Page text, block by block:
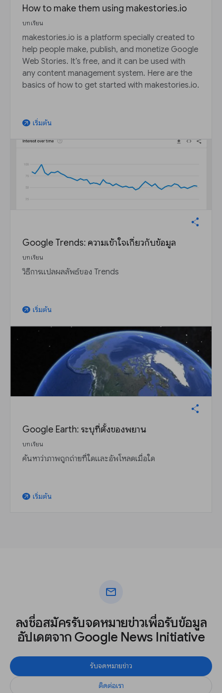
How to make them using makestories.io
บทเรียน
makestories.io is a platform specially created to
help people make, publish, and monetize Google
Web Stories. It’s free, and it can be used with
any content management system. Here are the
basics of how to get started with makestories.io.
arrow_outward เริ่มต้น
Google Trends: ความเข้าใจเกี่ยวกับข้อมูล
บทเรียน
วิธีการแปลผลลัพธ์ของ Trends
arrow_outward เริ่มต้น
Google Earth: ระบุที่ตั้งของพยาน
บทเรียน
ค้นหาว่าภาพถูกถ่ายที่ใดและอัพโหลดเมื่อใด
arrow_outward เริ่มต้น
mail
ลงชื่อสมัครรับจดหมายข่าวเพื่อรับข้อมูล
อัปเดตจาก Google News Initiative
รับจดหมายข่าว
ติดต่อเรา